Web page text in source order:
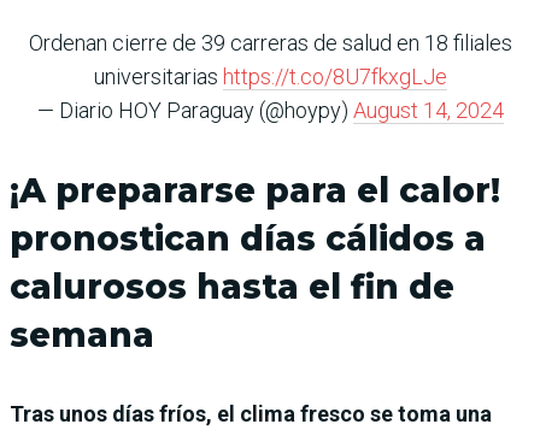
Ordenan cierre de 39 carreras de salud en 18 filiales
universitarias https://t.co/8U7fkxgLJe
— Diario HOY Paraguay (@hoypy) August 14, 2024
¡A prepararse para el calor!
pronostican días cálidos a
calurosos hasta el fin de
semana
Tras unos días fríos, el clima fresco se toma una